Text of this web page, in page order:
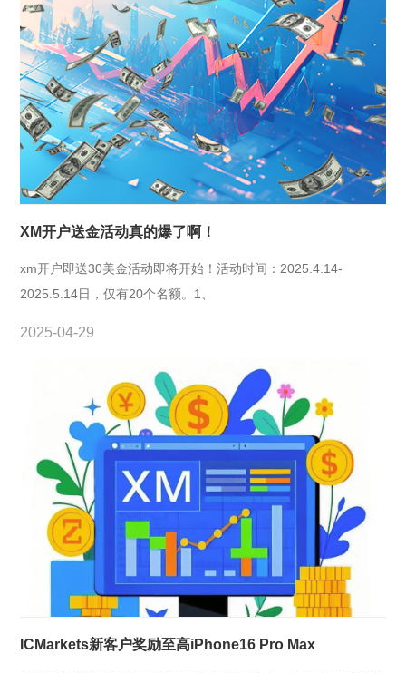
XM开户送金活动真的爆了啊！
xm开户即送30美金活动即将开始！活动时间：2025.4.14-
2025.5.14日，仅有20个名额。1、
2025-04-29
ICMarkets新客户奖励至高iPhone16 Pro Max